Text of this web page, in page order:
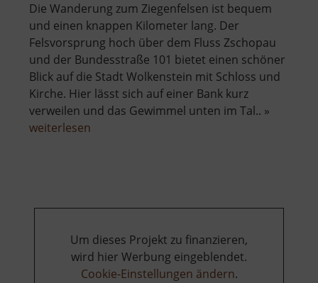
Die Wanderung zum Ziegenfelsen ist bequem
und einen knappen Kilometer lang. Der
Felsvorsprung hoch über dem Fluss Zschopau
und der Bundesstraße 101 bietet einen schöner
Blick auf die Stadt Wolkenstein mit Schloss und
Kirche. Hier lässt sich auf einer Bank kurz
verweilen und das Gewimmel unten im Tal.. »
weiterlesen
Um dieses Projekt zu finanzieren,
wird hier Werbung eingeblendet.
Cookie-Einstellungen ändern.